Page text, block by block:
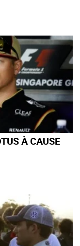
À CAUSE